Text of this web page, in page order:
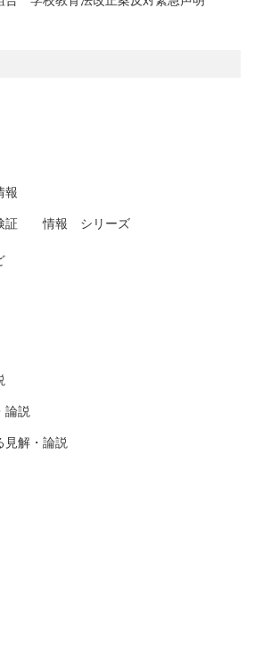
報
検証 情報 シリーズ
論説
見解・論説